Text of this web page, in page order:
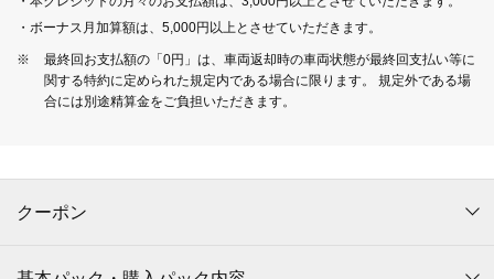
・ボーナス月加算額は、5,000円以上とさせていただきます。
※
最終回お支払額の「0円」は、車両返却時の車両状態が最終回支払い等に
関する特約に定められた規定内である場合に限ります。 規定外である場
合には別途精算金をご負担いただきます。
クーポン